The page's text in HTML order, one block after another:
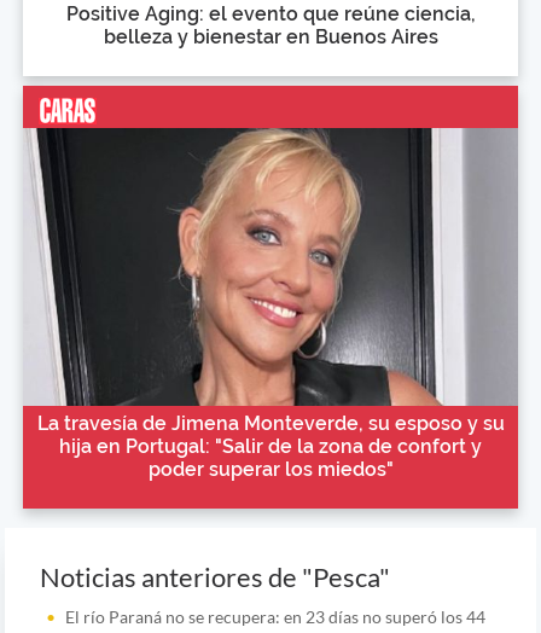
Positive Aging: el evento que reúne ciencia,
belleza y bienestar en Buenos Aires
La travesía de Jimena Monteverde, su esposo y su
hija en Portugal: "Salir de la zona de confort y
poder superar los miedos"
Noticias anteriores de "Pesca"
El río Paraná no se recupera: en 23 días no superó los 44